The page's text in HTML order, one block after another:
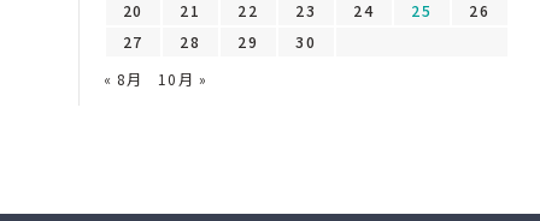
20
21 22 23 24 25
26
27
28 29
30
« 8月
10月 »